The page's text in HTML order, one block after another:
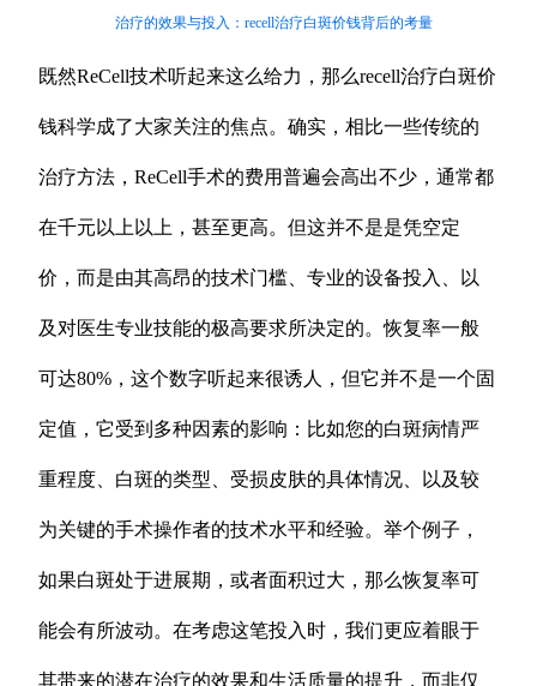
治疗的效果与投入：recell治疗白斑价钱背后的考量
既然ReCell技术听起来这么给力，那么recell治疗白斑价
钱科学成了大家关注的焦点。确实，相比一些传统的
治疗方法，ReCell手术的费用普遍会高出不少，通常都
在千元以上以上，甚至更高。但这并不是是凭空定
价，而是由其高昂的技术门槛、专业的设备投入、以
及对医生专业技能的极高要求所决定的。恢复率一般
可达80%，这个数字听起来很诱人，但它并不是一个固
定值，它受到多种因素的影响：比如您的白斑病情严
重程度、白斑的类型、受损皮肤的具体情况、以及较
为关键的手术操作者的技术水平和经验。举个例子，
如果白斑处于进展期，或者面积过大，那么恢复率可
能会有所波动。在考虑这笔投入时，我们更应着眼于
其带来的潜在治疗的效果和生活质量的提升，而非仅